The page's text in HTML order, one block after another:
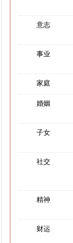
意志
事业
家庭
婚姻
子女
社交
精神
财运